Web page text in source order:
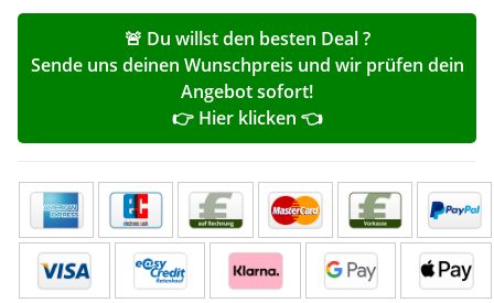
🚨 Du willst den besten Deal ?
Sende uns deinen Wunschpreis und wir prüfen dein
Angebot sofort!
👉 Hier klicken 👈